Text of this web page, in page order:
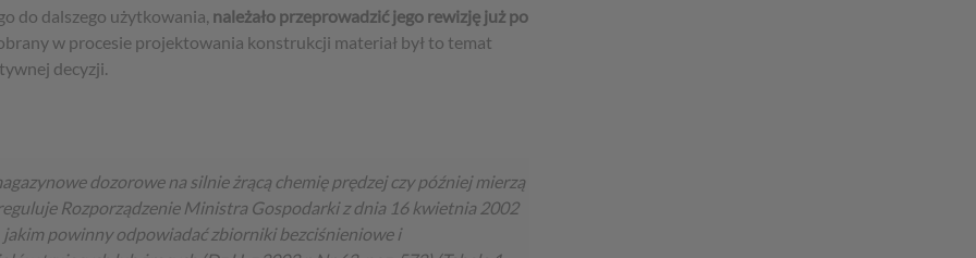
do dalszego użytkowania, należało przeprowadzić jego rewizję już po
w procesie projektowania konstrukcji materiał był to temat
decyzji.
dozorowe na silnie żrącą chemię prędzej czy później mierzą
Rozporządzenie Ministra Gospodarki z dnia 16 kwietnia 2002
powinny odpowiadać zbiorniki bezciśnieniowe i